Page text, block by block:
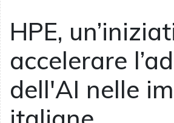
HPE,
accelerare
dell'AI nelle